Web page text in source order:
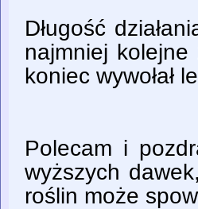
Długość
najmniej
koniec wywołał
Polecam i
wyższych
roślin może